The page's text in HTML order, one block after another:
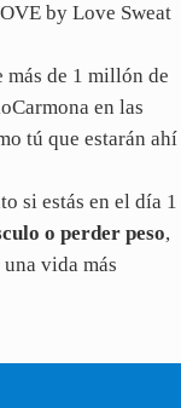
by Love Sweat
de 1 millón de
en las
tú que estarán ahí
si estás en el día 1
o perder peso,
vida más